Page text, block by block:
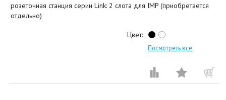
розеточная станция серии Link: 2 слота для IMP (приобретается
отдельно)
Цвет:
Посмотреть все